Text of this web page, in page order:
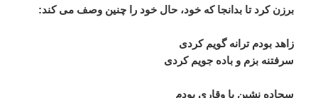
برزن کرد تا بدانجا که خود، حال خود را چنین وصف می کند:
زاهد بودم ترانه گویم کردی
سرفتنه بزم و باده جویم کردی
سجاده نشین با وقاری بودم